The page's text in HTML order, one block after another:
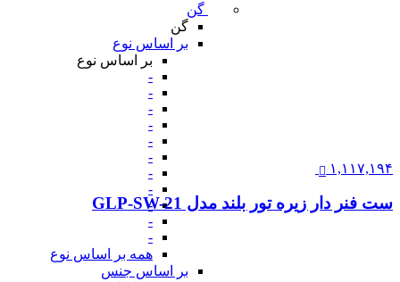
گن
گن
بر اساس نوع
بر اساس نوع
-
-
-
-
-
-
-
-
-
-
-
همه بر اساس نوع
بر اساس جنس
۱,۱۱۷,۱۹۴
ست فنر دار زیره تور بلند مدل GLP-SW-21